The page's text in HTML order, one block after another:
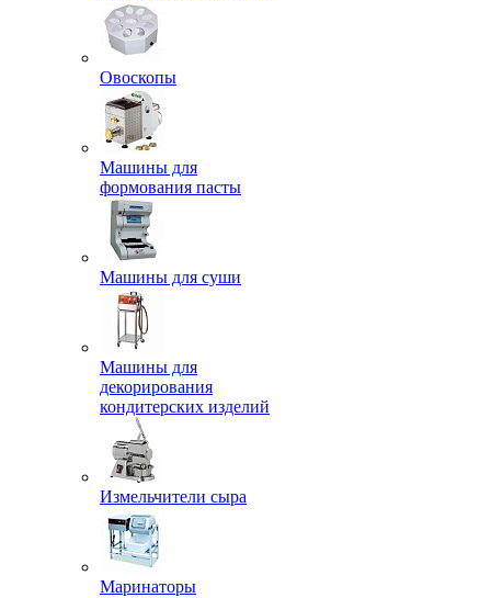
Овоскопы
Машины для
формования пасты
Машины для суши
Машины для
декорирования
кондитерских изделий
Измельчители сыра
Маринаторы